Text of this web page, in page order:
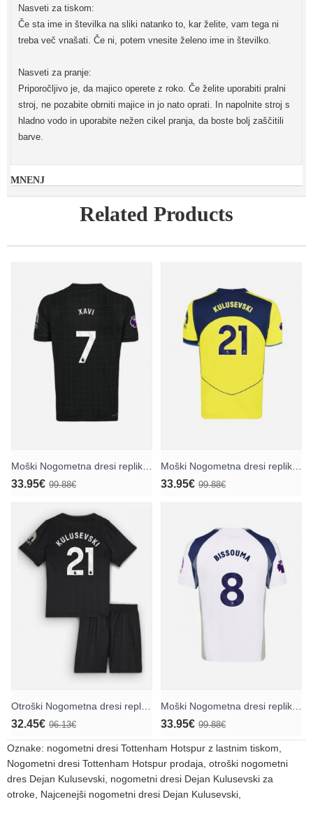
Nasveti za tiskom:
Če sta ime in številka na sliki natanko to, kar želite, vam tega ni
treba več vnašati. Če ni, potem vnesite želeno ime in številko.
Nasveti za pranje:
Priporočljivo je, da majico operete z roko. Če želite uporabiti pralni
stroj, ne pozabite obrniti majice in jo nato oprati. In napolnite stroj s
hladno vodo in uporabite nežen cikel pranja, da boste bolj zaščitili
barve.
MNENJ
Related Products
33.95€ 99.88€ 33.95€ 99.88€
32.45€ 96.13€ 33.95€ 99.88€
Oznake: nogometni dresi Tottenham Hotspur z lastnim tiskom
Nogometni dresi Tottenham Hotspur prodaja otroški nogometni
dres Dejan Kulusevski nogometni dresi Dejan Kulusevski za
otroke Najcenejši nogometni dresi Dejan Kulusevski